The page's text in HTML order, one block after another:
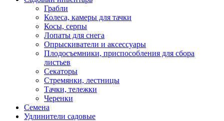
Грабли
Колеса, камеры для тачки
Косы, серпы
Лопаты для снега
Опрыскиватели и аксессуары
Плодосъемники, приспособления для сбора
листьев
Секаторы
Стремянки, лестницы
Тачки, тележки
Черенки
Семена
Удлинители садовые